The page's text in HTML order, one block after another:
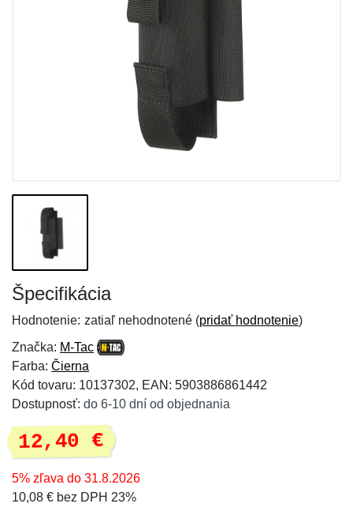
Špecifikácia
Hodnotenie: zatiaľ nehodnotené (pridať hodnotenie)
Značka: M-Tac
Farba: Čierna
Kód tovaru: 10137302, EAN: 5903886861442
Dostupnosť: do 6-10 dní od objednania
12,40 €
5% zľava do 31.8.2026
10,08 € bez DPH 23%